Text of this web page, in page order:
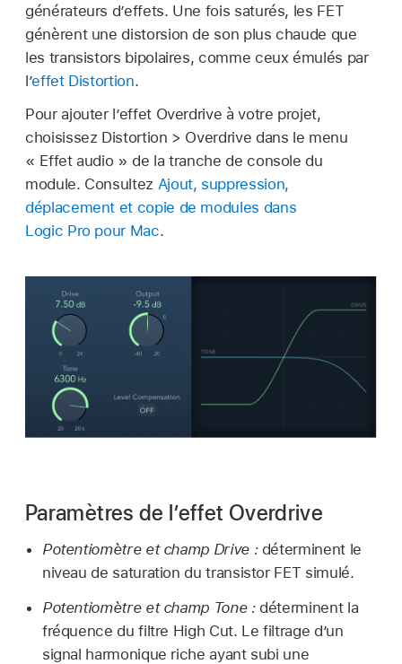
générateurs d’effets. Une fois saturés, les FET
génèrent une distorsion de son plus chaude que
les transistors bipolaires, comme ceux émulés par
l’effet Distortion.
Pour ajouter l’effet Overdrive à votre projet,
choisissez Distortion > Overdrive dans le menu
« Effet audio » de la tranche de console du
module. Consultez Ajout, suppression,
déplacement et copie de modules dans
Logic Pro pour Mac.
Paramètres de l’effet Overdrive
Potentiomètre et champ Drive :déterminent le
niveau de saturation du transistor FET simulé.
Potentiomètre et champ Tone :déterminent la
fréquence du filtre High Cut. Le filtrage d’un
signal harmonique riche ayant subi une